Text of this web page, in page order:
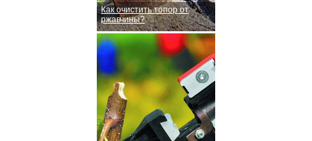
Как очистить топор от
ржавчины?